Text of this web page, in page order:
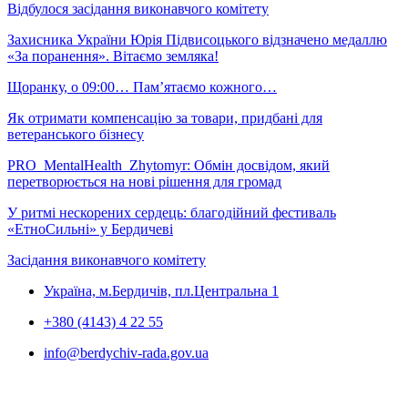
Відбулося засідання виконавчого комітету
Захисника України Юрія Підвисоцького відзначено медаллю
«За поранення». Вітаємо земляка!
Щоранку, о 09:00… Пам’ятаємо кожного…
Як отримати компенсацію за товари, придбані для
ветеранського бізнесу
PRO_MentalHealth_Zhytomyr: Обмін досвідом, який
перетворюється на нові рішення для громад
У ритмі нескорених сердець: благодійний фестиваль
«ЕтноСильні» у Бердичеві
Засідання виконавчого комітету
Україна, м.Бердичів, пл.Центральна 1
+380 (4143) 4 22 55
info@berdychiv-rada.gov.ua